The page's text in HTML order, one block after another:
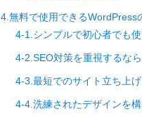
4.無料で使用できるWordPress
4-1.シンプルで初心者でも使
4-2.SEO対策を重視するな
4-3.最短でのサイト立ち上
4-4.洗練されたデザインを構